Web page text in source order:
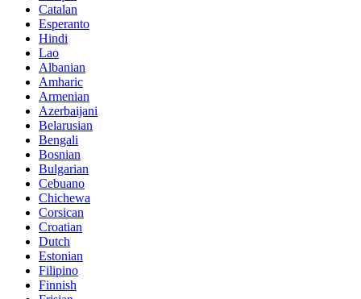
Catalan
Esperanto
Hindi
Lao
Albanian
Amharic
Armenian
Azerbaijani
Belarusian
Bengali
Bosnian
Bulgarian
Cebuano
Chichewa
Corsican
Croatian
Dutch
Estonian
Filipino
Finnish